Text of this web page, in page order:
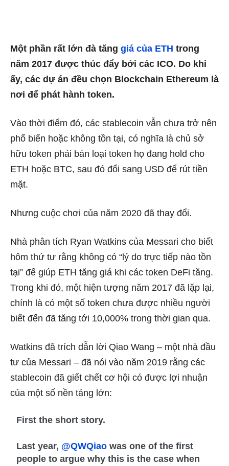
Một phần rất lớn đà tăng giá của ETH trong
năm 2017 được thúc đẩy bởi các ICO. Do khi
ấy, các dự án đều chọn Blockchain Ethereum là
nơi để phát hành token.
Vào thời điểm đó, các stablecoin vẫn chưa trở nên
phổ biến hoặc không tồn tại, có nghĩa là chủ sở
hữu token phải bán loại token họ đang hold cho
ETH hoặc BTC, sau đó đổi sang USD để rút tiền
mặt.
Nhưng cuộc chơi của năm 2020 đã thay đổi.
Nhà phân tích Ryan Watkins của Messari cho biết
hôm thứ tư rằng không có “lý do trực tiếp nào tồn
tại” để giúp ETH tăng giá khi các token DeFi tăng.
Trong khi đó, một hiện tượng năm 2017 đã lặp lại,
chính là có một số token chưa được nhiều người
biết đến đã tăng tới 10,000% trong thời gian qua.
Watkins đã trích dẫn lời Qiao Wang – một nhà đầu
tư của Messari – đã nói vào năm 2019 rằng các
stablecoin đã giết chết cơ hội có được lợi nhuận
của một số nền tảng lớn:
First the short story.
Last year, @QWQiao was one of the first
people to argue why this is the case when